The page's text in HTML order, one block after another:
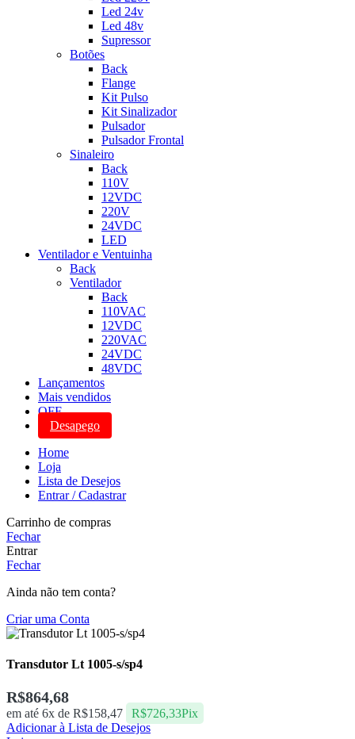
Led 24v
Led 48v
Supressor
Botões
Back
Flange
Kit Pulso
Kit Sinalizador
Pulsador
Pulsador Frontal
Sinaleiro
Back
110V
12VDC
220V
24VDC
LED
Ventilador e Ventuinha
Back
Ventilador
Back
110VAC
12VDC
220VAC
24VDC
48VDC
Lançamentos
Mais vendidos
OFF
Desapego
Home
Loja
Lista de Desejos
Entrar / Cadastrar
Carrinho de compras
Fechar
Entrar
Fechar
Ainda não tem conta?
Criar uma Conta
Transdutor Lt 1005-s/sp4
R$864,68
em até 6x de R$158,47 R$726,33Pix
Adicionar à Lista de Desejos